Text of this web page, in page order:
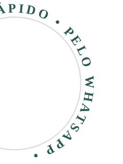
WHATSAPP •